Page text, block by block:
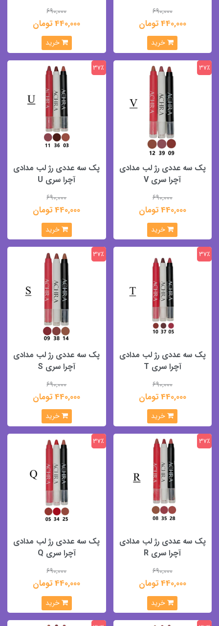
690,000
440,000 تومان
خرید
690,000
440,000 تومان
خرید
پک سه عددی رژ لب مدادی
آچرا سری V
690,000
440,000 تومان
37٪
خرید
پک سه عددی رژ لب مدادی
آچرا سری U
690,000
440,000 تومان
37٪
خرید
پک سه عددی رژ لب مدادی
آچرا سری T
690,000
440,000 تومان
37٪
خرید
پک سه عددی رژ لب مدادی
آچرا سری S
690,000
440,000 تومان
37٪
خرید
پک سه عددی رژ لب مدادی
آچرا سری R
690,000
440,000 تومان
37٪
خرید
پک سه عددی رژ لب مدادی
آچرا سری Q
690,000
440,000 تومان
37٪
خرید